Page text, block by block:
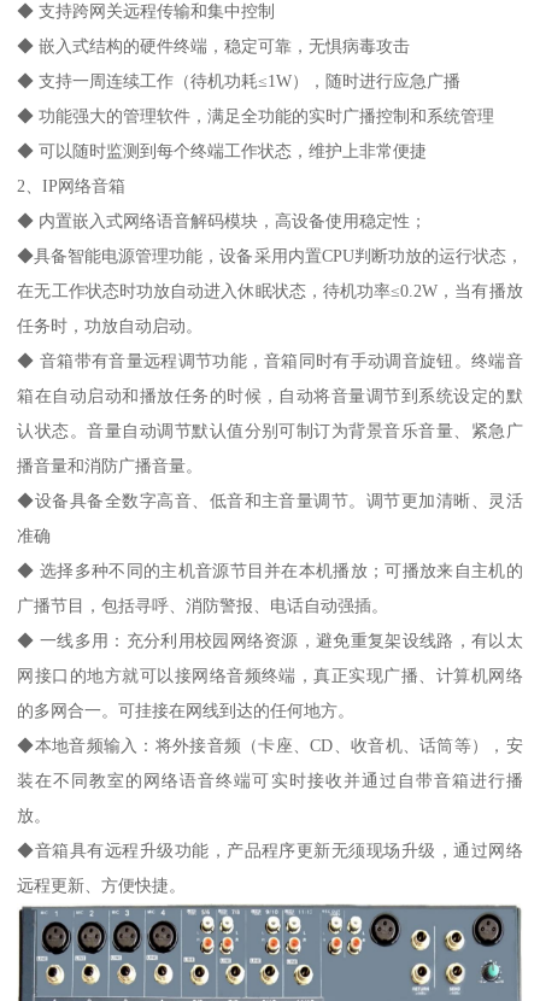
◆ 支持跨网关远程传输和集中控制
◆ 嵌入式结构的硬件终端，稳定可靠，无惧病毒攻击
◆ 支持一周连续工作（待机功耗≤1W），随时进行应急广播
◆ 功能强大的管理软件，满足全功能的实时广播控制和系统管理
◆ 可以随时监测到每个终端工作状态，维护上非常便捷
2、IP网络音箱
◆ 内置嵌入式网络语音解码模块，高设备使用稳定性；
◆具备智能电源管理功能，设备采用内置CPU判断功放的运行状态，
在无工作状态时功放自动进入休眠状态，待机功率≤0.2W，当有播放
任务时，功放自动启动。
◆ 音箱带有音量远程调节功能，音箱同时有手动调音旋钮。终端音
箱在自动启动和播放任务的时候，自动将音量调节到系统设定的默
认状态。音量自动调节默认值分别可制订为背景音乐音量、紧急广
播音量和消防广播音量。
◆设备具备全数字高音、低音和主音量调节。调节更加清晰、灵活
准确
◆ 选择多种不同的主机音源节目并在本机播放；可播放来自主机的
广播节目，包括寻呼、消防警报、电话自动强插。
◆ 一线多用：充分利用校园网络资源，避免重复架设线路，有以太
网接口的地方就可以接网络音频终端，真正实现广播、计算机网络
的多网合一。可挂接在网线到达的任何地方。
◆本地音频输入：将外接音频（卡座、CD、收音机、话筒等），安
装在不同教室的网络语音终端可实时接收并通过自带音箱进行播
放。
◆音箱具有远程升级功能，产品程序更新无须现场升级，通过网络
远程更新、方便快捷。